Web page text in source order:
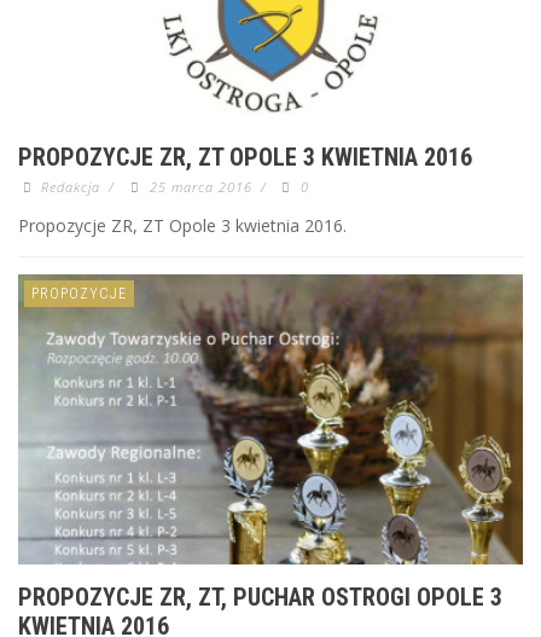
PROPOZYCJE ZR, ZT OPOLE 3 KWIETNIA 2016
Redakcja / 25 marca 2016 / 0
Propozycje ZR, ZT Opole 3 kwietnia 2016.
PROPOZYCJE
PROPOZYCJE ZR, ZT, PUCHAR OSTROGI OPOLE 3
KWIETNIA 2016